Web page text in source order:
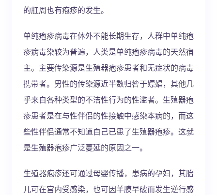
的肛周也有疱疹的发生。
单纯疱疹病毒在体外不能长期生存，人群中单纯疱
疹病毒染较为普遍，人类是单纯疱疹病毒的天然宿
主。主要传染源是生殖器疱疹患者和无症状的病毒
携带者。男性的传染源近半数归咎于嫖娼，其他几
乎来自各种类型的不洁性行为的性滥者。生殖器疱
疹患者是在与性伴侣的性接触中感染本病的，而这
些性伴侣通常不知道自己已患了生殖器疱疹。这就
是生殖器疱疹广泛蔓延的原因之一。
生殖器疱疹还可通过母婴传播，患病的孕妇，其胎
儿可在宫内受感染，也可因羊膜早破而发生逆行感